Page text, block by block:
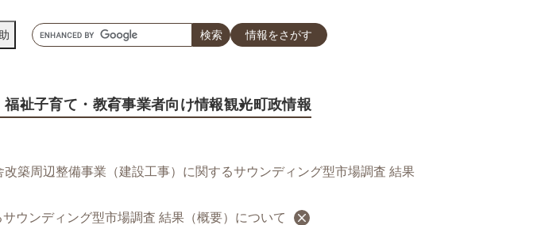
キ
ー
ド
情報をさがす
福祉子育て ・教育事業者向け情報観光町政情報
改築周辺整備事業（建設工事）に関するサウンディング型市場調査 結果
ウンディング型市場調査 結果（概要）について